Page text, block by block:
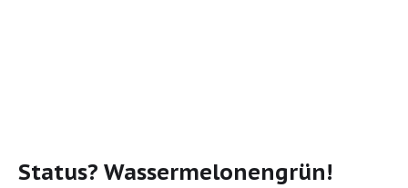
Status? Wassermelonengrün!